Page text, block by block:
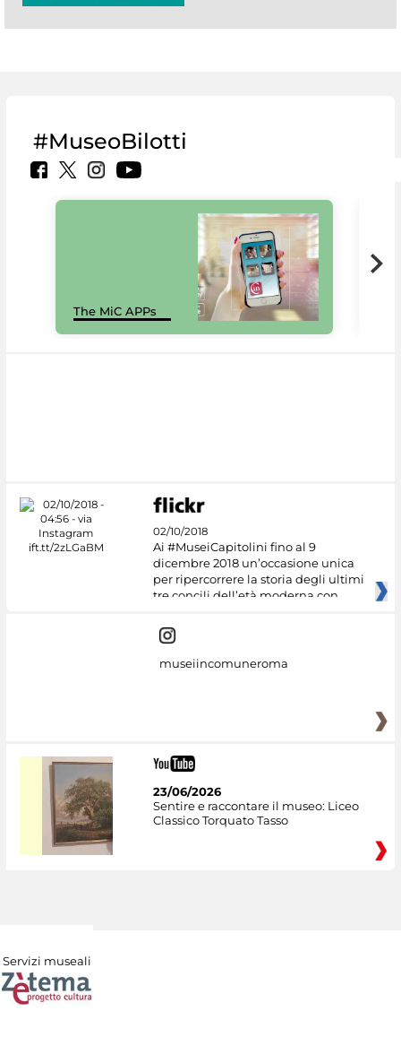
#MuseoBilotti
The MiC APPs
02/10/2018
Ai #MuseiCapitolini fino al 9
dicembre 2018 un’occasione unica
per ripercorrere la storia degli ultimi
tre concili dell’età moderna con
museiincomuneroma
23/06/2026
Sentire e raccontare il museo: Liceo
Classico Torquato Tasso
Servizi museali